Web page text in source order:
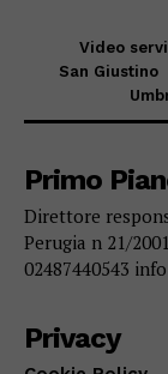
Video
San Giustino
Primo
Direttore
Perugia n 21/
02487440543
Privacy